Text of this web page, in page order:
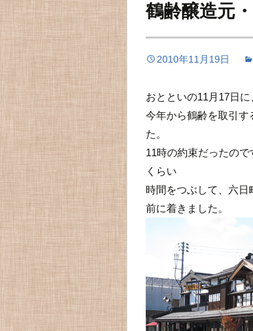
鶴齢醸造元
2010年11月19日
おとといの11月17日
今年から鶴齢を取引す
た。
11時の約束だったの
くらい
時間をつぶして、六日
前に着きました。